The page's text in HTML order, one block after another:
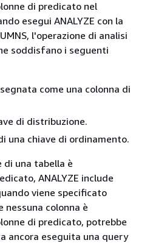
di predicato nel
esegui ANALYZE con la
l'operazione di analisi
soddisfano i seguenti
come una colonna di
di distribuzione.
una chiave di ordinamento.
di una tabella è
ANALYZE include
viene specificato
nessuna colonna è
di predicato, potrebbe
ancora eseguita una query